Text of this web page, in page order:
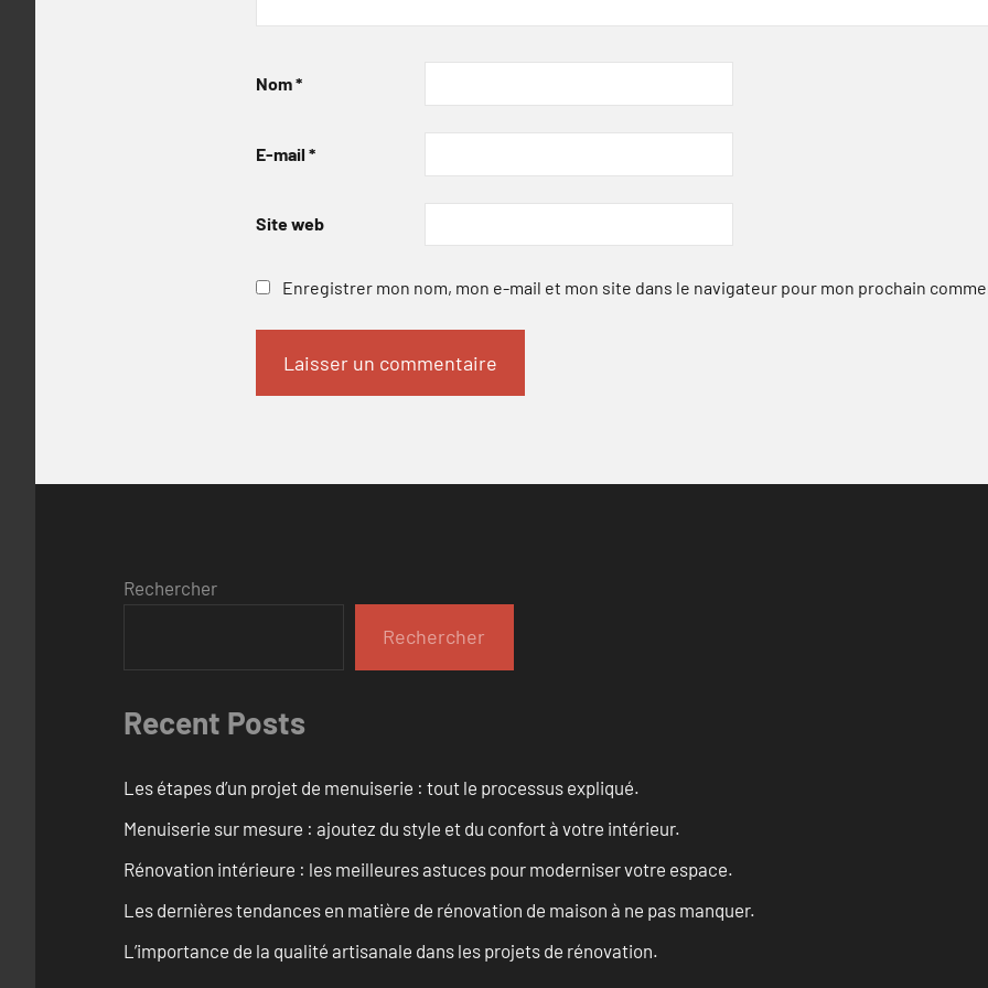
Nom*
E-mail *
Site web
Enregistrer mon nom, mon e-mail et mon site dans le navigateur pour mon prochain
Rechercher
Rechercher
Recent Posts
Les étapes d’un projet de menuiserie : tout le processus expliqué.
Menuiserie sur mesure : ajoutez du style et du confort à votre intérieur.
Rénovation intérieure : les meilleures astuces pour moderniser votre espace.
Les dernières tendances en matière de rénovation de maison à ne pas manquer.
L’importance de la qualité artisanale dans les projets de rénovation.